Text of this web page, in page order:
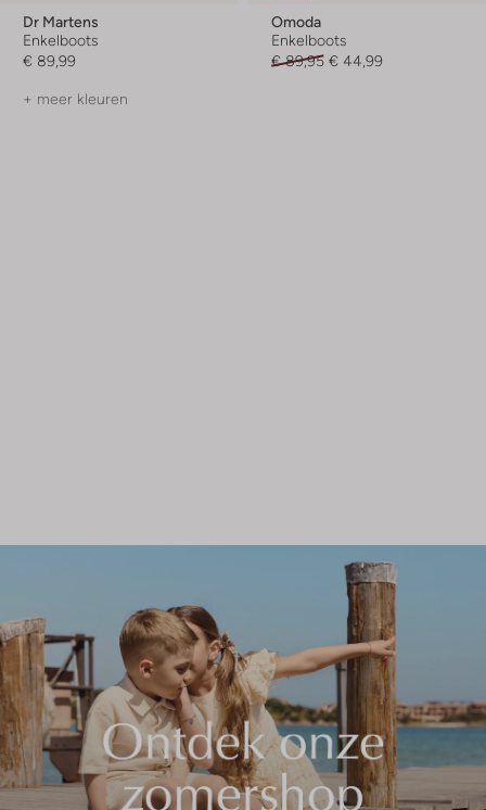
Dr Martens
Enkelboots
€ 89,99
+ meer kleuren
Omoda
Enkelboots
€ 89,95 € 44,99